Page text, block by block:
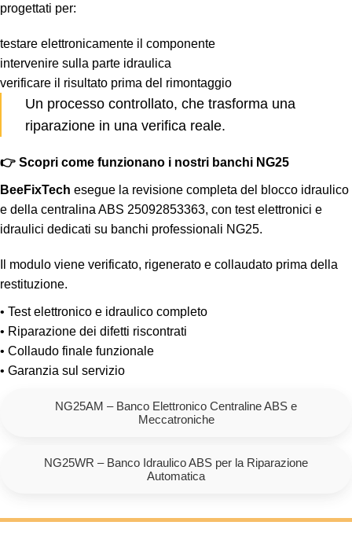
progettati per:
testare elettronicamente il componente
intervenire sulla parte idraulica
verificare il risultato prima del rimontaggio
Un processo controllato, che trasforma una
riparazione in una verifica reale.
👉 Scopri come funzionano i nostri banchi NG25
BeeFixTech esegue la revisione completa del blocco idraulico
e della centralina ABS 25092853363, con test elettronici e
idraulici dedicati su banchi professionali NG25.
Il modulo viene verificato, rigenerato e collaudato prima della
restituzione.
• Test elettronico e idraulico completo
• Riparazione dei difetti riscontrati
• Collaudo finale funzionale
• Garanzia sul servizio
NG25AM – Banco Elettronico Centraline ABS e
Meccatroniche
NG25WR – Banco Idraulico ABS per la Riparazione
Automatica